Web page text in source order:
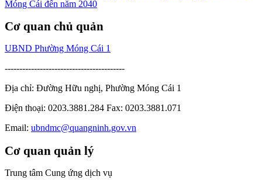
Cơ quan chủ quản
UBND Phường Móng Cái 1
-----------------------------------------
Địa chỉ: Đường Hữu nghị, Phường Móng Cái 1
Điện thoại: 0203.3881.284 Fax: 0203.3881.071
Email: ubndmc@quangninh.gov.vn
Cơ quan quản lý
Trung tâm Cung ứng dịch vụ